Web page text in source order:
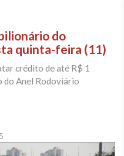
do
quinta-feira (11)
crédito de até R$ 1
do Anel Rodoviário